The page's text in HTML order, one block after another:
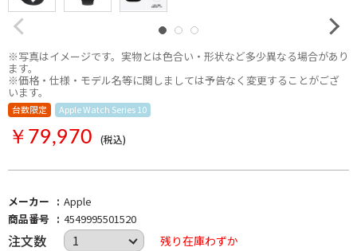
※写真はイメージです。実物とは色合い・形状など多少異なる場合があり
ます。
※価格・仕様・モデル名等に関しましては予告なく変更することがござ
います。
台数限定 Apple Watch Series 10
￥79,970 (税込)
メーカー
Apple
商品番号
4549995501520
注文数 残り在庫わずか